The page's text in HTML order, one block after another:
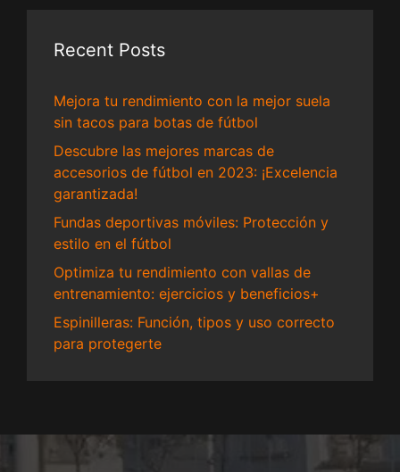
Recent Posts
Mejora tu rendimiento con la mejor suela
sin tacos para botas de fútbol
Descubre las mejores marcas de
accesorios de fútbol en 2023: ¡Excelencia
garantizada!
Fundas deportivas móviles: Protección y
estilo en el fútbol
Optimiza tu rendimiento con vallas de
entrenamiento: ejercicios y beneficios+
Espinilleras: Función, tipos y uso correcto
para protegerte